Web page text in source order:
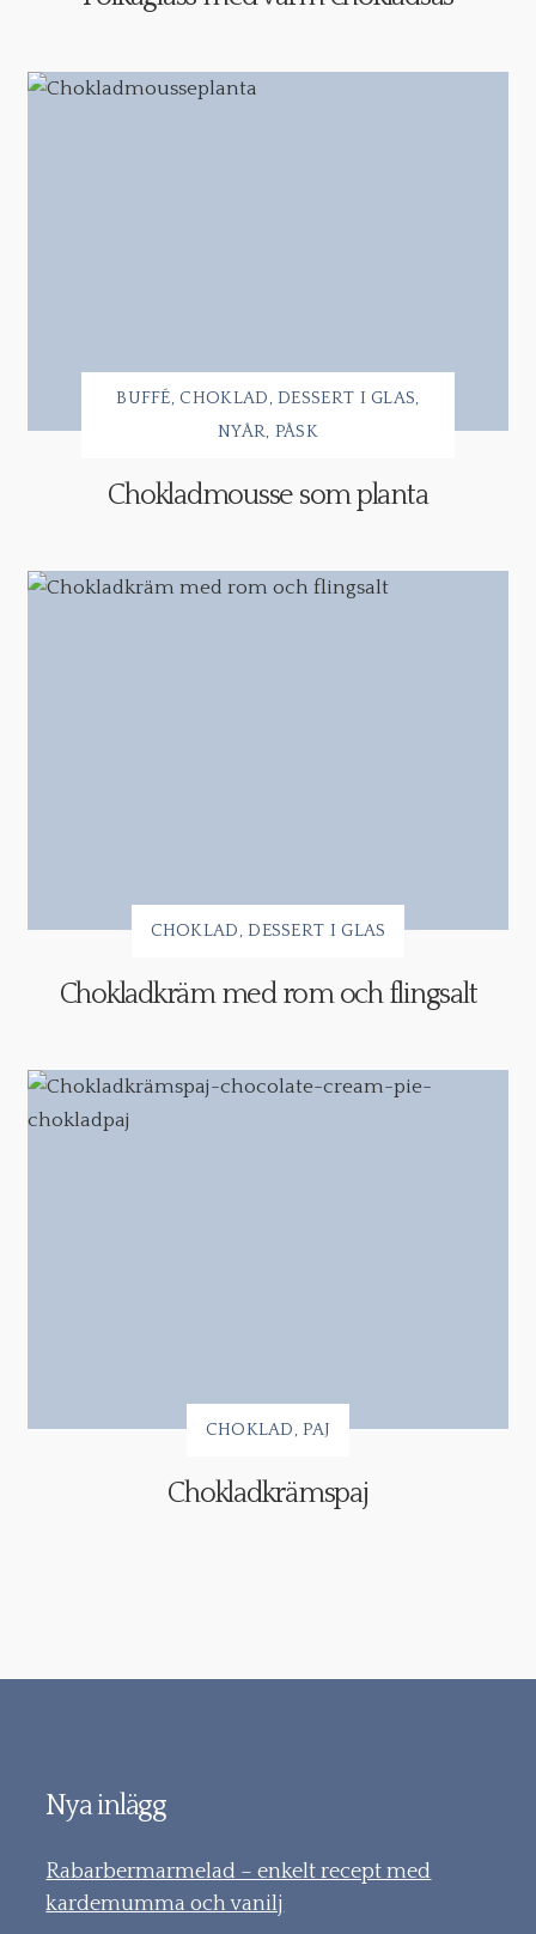
BUFFÉ CHOKLAD DESSERT I GLAS
NYÅR PÅSK
Chokladmousse som planta
CHOKLAD DESSERT I GLAS
Chokladkräm med rom och flingsalt
CHOKLAD PAJ
Chokladkrämspaj
Nya inlägg
Rabarbermarmelad – enkelt recept med
kardemumma och vanilj